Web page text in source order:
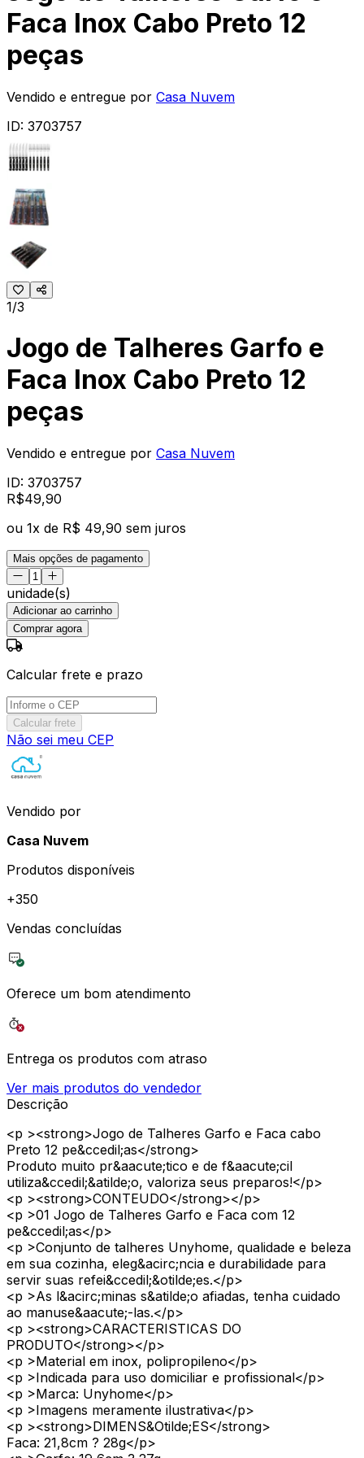
Faca Inox Cabo Preto 12
peças
Vendido e entregue por Casa Nuvem
ID: 3703757
1/3
Jogo de Talheres Garfo e
Faca Inox Cabo Preto 12
peças
Vendido e entregue por Casa Nuvem
ID: 3703757
R$49,90
ou 1x de R$ 49,90 sem juros
Mais opções de pagamento
unidade(s)
Adicionar ao carrinho
Comprar agora
Calcular frete e prazo
Calcular frete
Não sei meu CEP
Vendido por
Casa Nuvem
Produtos disponíveis
+350
Vendas concluídas
Oferece um bom atendimento
Entrega os produtos com atraso
Ver mais produtos do vendedor
Descrição
<p ><strong>Jogo de Talheres Garfo e Faca cabo
Preto 12 pe&ccedil;as</strong>
Produto muito pr&aacute;tico e de f&aacute;cil
utiliza&ccedil;&atilde;o, valoriza seus preparos!</p>
<p ><strong>CONTEUDO</strong></p>
<p >01 Jogo de Talheres Garfo e Faca com 12
pe&ccedil;as</p>
<p >Conjunto de talheres Unyhome, qualidade e beleza
em sua cozinha, eleg&acirc;ncia e durabilidade para
servir suas refei&ccedil;&otilde;es.</p>
<p >As l&acirc;minas s&atilde;o afiadas, tenha cuidado
ao manuse&aacute;-las.</p>
<p ><strong>CARACTERISTICAS DO
PRODUTO</strong></p>
<p >Material em inox, polipropileno</p>
<p >Indicada para uso domiciliar e profissional</p>
<p >Marca: Unyhome</p>
<p >Imagens meramente ilustrativa</p>
<p ><strong>DIMENS&Otilde;ES</strong>
Faca: 21,8cm ? 28g</p>